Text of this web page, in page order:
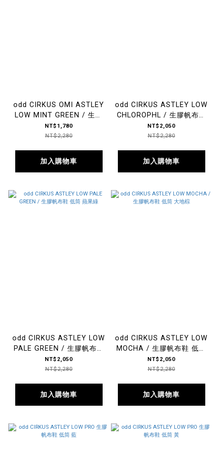
odd CIRKUS OMI ASTLEY
LOW MINT GREEN / 生膠
帆布鞋 低筒 淨湖綠
NT$1,780
NT$2,280
加入購物車
odd CIRKUS ASTLEY LOW
CHLOROPHL / 生膠帆布鞋
低筒 軍綠
NT$2,050
NT$2,280
加入購物車
odd CIRKUS ASTLEY LOW
PALE GREEN / 生膠帆布鞋
低筒 蘋果綠
NT$2,050
NT$2,280
加入購物車
odd CIRKUS ASTLEY LOW
MOCHA / 生膠帆布鞋 低筒
大地棕
NT$2,050
NT$2,280
加入購物車